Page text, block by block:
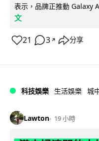
表示，品牌正推動 Galaxy
文
21 3 ↗ 分享
科技娛樂 生活娛樂 城
Lawton 19 小時